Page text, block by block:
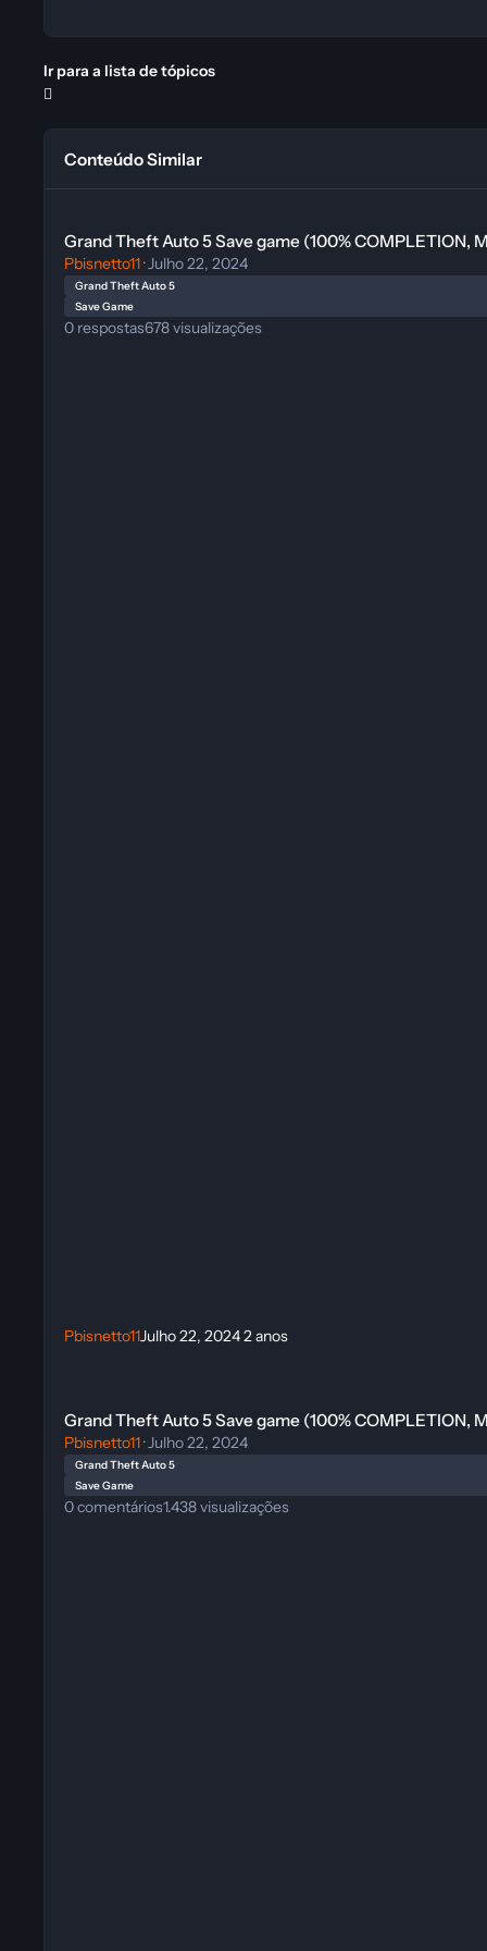
Ir para a lista de tópicos
Conteúdo Similar
Grand Theft Auto 5 Save game (100% COMPLETION,
Pbisnetto11·Julho 22, 2024
Grand Theft Auto 5
Save Game
0 respostas678visualizações
Pbisnetto11Julho 22, 20242 anos
Grand Theft Auto 5 Save game (100% COMPLETION,
Pbisnetto11·Julho 22, 2024
Grand Theft Auto 5
Save Game
0comentários1.438visualizações